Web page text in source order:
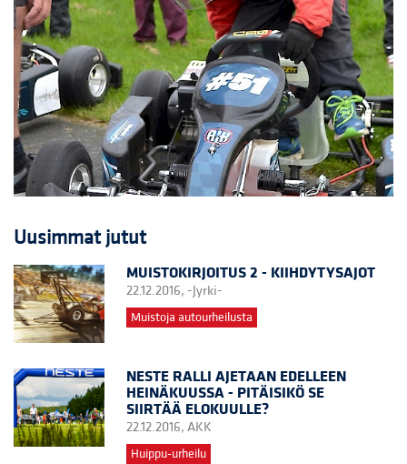
Uusimmat jutut
MUISTOKIRJOITUS 2 - KIIHDYTYSAJOT
22.12.2016, -Jyrki-
Muistoja autourheilusta
NESTE RALLI AJETAAN EDELLEEN
HEINÄKUUSSA - PITÄISIKÖ SE
SIIRTÄÄ ELOKUULLE?
22.12.2016, AKK
Huippu-urheilu